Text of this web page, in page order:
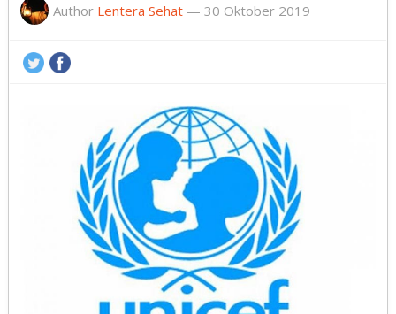
Author Lentera Sehat— 30 Oktober 2019